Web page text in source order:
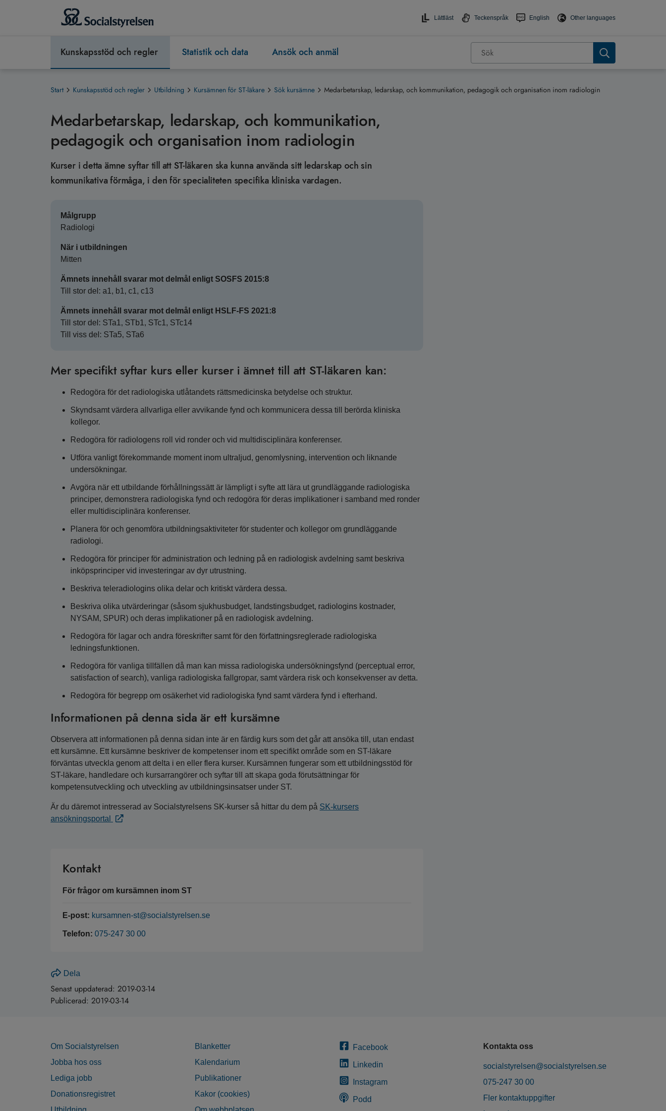
Lättläst Teckenspråk English Other languages
Kunskapsstöd och regler Statistik och data Ansök och anmäl
Start Kunskapsstöd och regler Utbildning Kursämnen för ST-läkare Sök kursämne Medarbetarskap, ledarskap, och kommunikation, pedagogik och organisation inom radiologin
Medarbetarskap, ledarskap, och kommunikation,
pedagogik och organisation inom radiologin
Kurser i detta ämne syftar till att ST-läkaren ska kunna använda sitt ledarskap och sin
kommunikativa förmåga, i den för specialiteten specifika kliniska vardagen.
Målgrupp
Radiologi
När i utbildningen
Mitten
Ämnets innehåll svarar mot delmål enligt SOSFS 2015:8
Till stor del: a1, b1, c1, c13
Ämnets innehåll svarar mot delmål enligt HSLF-FS 2021:8
Till stor del: STa1, STb1, STc1, STc14
Till viss del: STa5, STa6
Mer specifikt syftar kurs eller kurser i ämnet till att ST-läkaren kan:
Redogöra för det radiologiska utlåtandets rättsmedicinska betydelse och struktur.
Skyndsamt värdera allvarliga eller avvikande fynd och kommunicera dessa till berörda kliniska
kollegor.
Redogöra för radiologens roll vid ronder och vid multidisciplinära konferenser.
Utföra vanligt förekommande moment inom ultraljud, genomlysning, intervention och liknande
undersökningar.
Avgöra när ett utbildande förhållningssätt är lämpligt i syfte att lära ut grundläggande radiologiska
principer, demonstrera radiologiska fynd och redogöra för deras implikationer i samband med ronder
eller multidisciplinära konferenser.
Planera för och genomföra utbildningsaktiviteter för studenter och kollegor om grundläggande
radiologi.
Redogöra för principer för administration och ledning på en radiologisk avdelning samt beskriva
inköpsprinciper vid investeringar av dyr utrustning.
Beskriva teleradiologins olika delar och kritiskt värdera dessa.
Beskriva olika utvärderingar (såsom sjukhusbudget, landstingsbudget, radiologins kostnader,
NYSAM, SPUR) och deras implikationer på en radiologisk avdelning.
Redogöra för lagar och andra föreskrifter samt för den författningsreglerade radiologiska
ledningsfunktionen.
Redogöra för vanliga tillfällen då man kan missa radiologiska undersökningsfynd (perceptual error,
satisfaction of search), vanliga radiologiska fallgropar, samt värdera risk och konsekvenser av detta.
Redogöra för begrepp om osäkerhet vid radiologiska fynd samt värdera fynd i efterhand.
Informationen på denna sida är ett kursämne
Observera att informationen på denna sidan inte är en färdig kurs som det går att ansöka till, utan endast
ett kursämne. Ett kursämne beskriver de kompetenser inom ett specifikt område som en ST-läkare
förväntas utveckla genom att delta i en eller flera kurser. Kursämnen fungerar som ett utbildningsstöd för
ST-läkare, handledare och kursarrangörer och syftar till att skapa goda förutsättningar för
kompetensutveckling och utveckling av utbildningsinsatser under ST.
Är du däremot intresserad av Socialstyrelsens SK-kurser så hittar du dem på SK-kursers
ansökningsportal
Kontakt
För frågor om kursämnen inom ST
E-post: kursamnen-st@socialstyrelsen.se
Telefon: 075-247 30 00
Dela
Senast uppdaterad: 2019-03-14
Publicerad: 2019-03-14
Om Socialstyrelsen
Jobba hos oss
Lediga jobb
Donationsregistret
Blanketter
Kalendarium
Publikationer
Kakor (cookies)
Facebook
Linkedin
Instagram
Podd
Kontakta oss
socialstyrelsen@socialstyrelsen.se
075-247 30 00
Fler kontaktuppgifter